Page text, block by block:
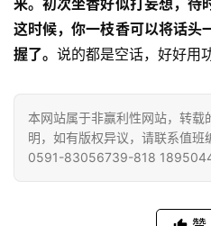
善
教
人
物
登录
来。初次坐香好似打妄想，待
这时候，你一枝香可以将话头
握了。 说的都是空话，好好用
本网站属于非赢利性网站，转载
明，如有版权异议，请联系值班
0591-83056739-818